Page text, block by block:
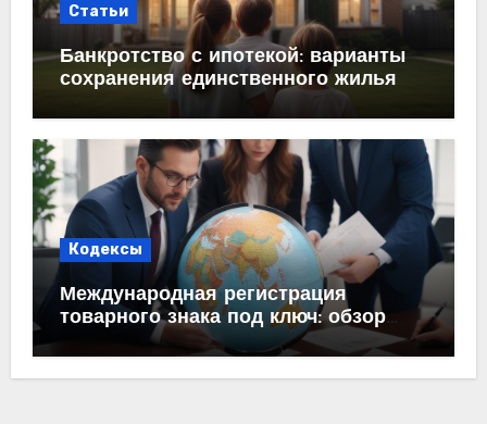
Статьи
Банкротство с ипотекой: варианты
сохранения единственного жилья
Кодексы
Международная регистрация
товарного знака под ключ: обзор
процесса и требований